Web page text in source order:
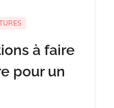
à faire
pour un